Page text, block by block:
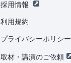
採用情報
利用規約
プライバシーポリシー
取材・講演のご依頼